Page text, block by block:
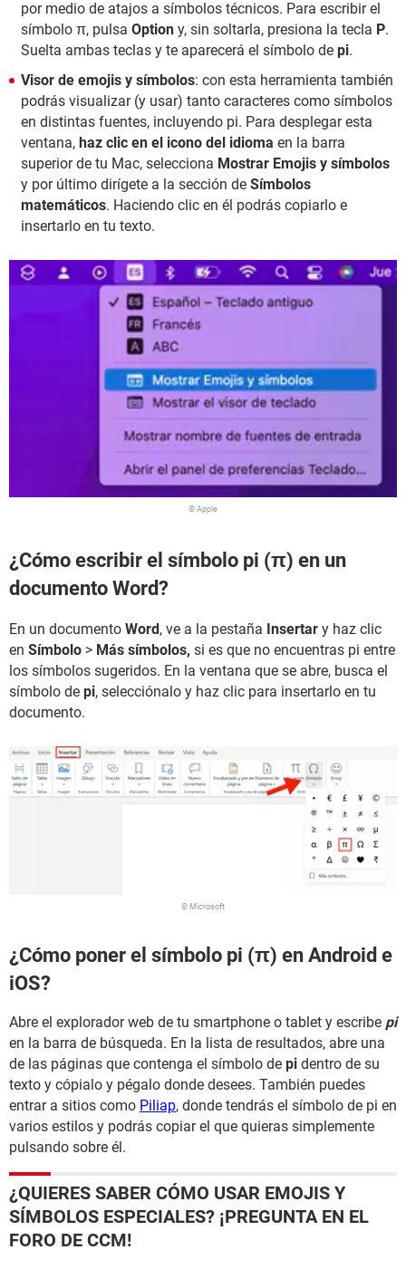
por medio de atajos a símbolos técnicos. Para escribir el
símbolo π, pulsa Option y, sin soltarla, presiona la tecla P.
Suelta ambas teclas y te aparecerá el símbolo de pi.
Visor de emojis y símbolos: con esta herramienta también
podrás visualizar (y usar) tanto caracteres como símbolos
en distintas fuentes, incluyendo pi. Para desplegar esta
ventana, haz clic en el icono del idioma en la barra
superior de tu Mac, selecciona Mostrar Emojis y símbolos
y por último dirígete a la sección de Símbolos
matemáticos. Haciendo clic en él podrás copiarlo e
insertarlo en tu texto.
© Apple
¿Cómo escribir el símbolo pi (π) en un
documento Word?
En un documento Word, ve a la pestaña Insertar y haz clic
en Símbolo > Más símbolos, si es que no encuentras pi entre
los símbolos sugeridos. En la ventana que se abre, busca el
símbolo de pi, selecciónalo y haz clic para insertarlo en tu
documento.
© Microsoft
¿Cómo poner el símbolo pi (π) en Android e
iOS?
Abre el explorador web de tu smartphone o tablet y escribe pi
en la barra de búsqueda. En la lista de resultados, abre una
de las páginas que contenga el símbolo de pi dentro de su
texto y cópialo y pégalo donde desees. También puedes
entrar a sitios como Piliap, donde tendrás el símbolo de pi en
varios estilos y podrás copiar el que quieras simplemente
pulsando sobre él.
¿QUIERES SABER CÓMO USAR EMOJIS Y
SÍMBOLOS ESPECIALES? ¡PREGUNTA EN EL
FORO DE CCM!